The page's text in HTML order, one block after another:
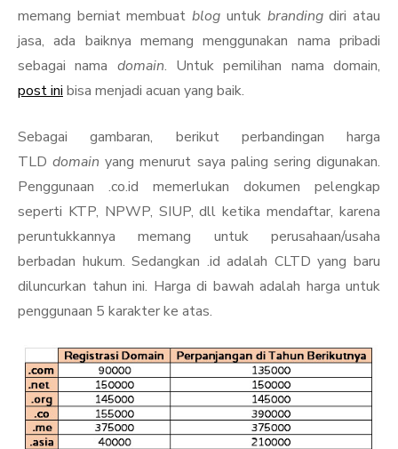
memang berniat membuatblog untuk brandingdiri atau
jasa, ada baiknya memang menggunakan nama pribadi
sebagai nama domain. Untuk pemilihan nama domain,
post ini bisa menjadi acuan yang baik.
Sebagai gambaran, berikut perbandingan harga
TLDdomain yang menurut saya paling sering digunakan.
Penggunaan .co.id memerlukan dokumen pelengkap
seperti KTP, NPWP, SIUP, dll ketika mendaftar, karena
peruntukkannya memang untuk perusahaan/usaha
berbadan hukum. Sedangkan .id adalah CLTD yang baru
diluncurkan tahun ini. Harga di bawah adalah harga untuk
penggunaan 5 karakter ke atas.